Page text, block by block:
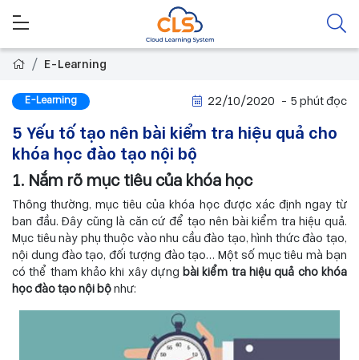
E-Learning
E-Learning 22/10/2020 - 5 phút đọc
5 Yếu tố tạo nên bài kiểm tra hiệu quả cho
khóa học đào tạo nội bộ
1. Nắm rõ mục tiêu của khóa học
Thông thường, mục tiêu của khóa học được xác định ngay từ
ban đầu. Đây cũng là căn cứ để tạo nên bài kiểm tra hiệu quả.
Mục tiêu này phụ thuộc vào nhu cầu đào tạo, hình thức đào tạo,
nội dung đào tạo, đối tượng đào tạo… Một số mục tiêu mà bạn
có thể tham khảo khi xây dựng bài kiểm tra hiệu quả cho khóa
học đào tạo nội bộnhư: